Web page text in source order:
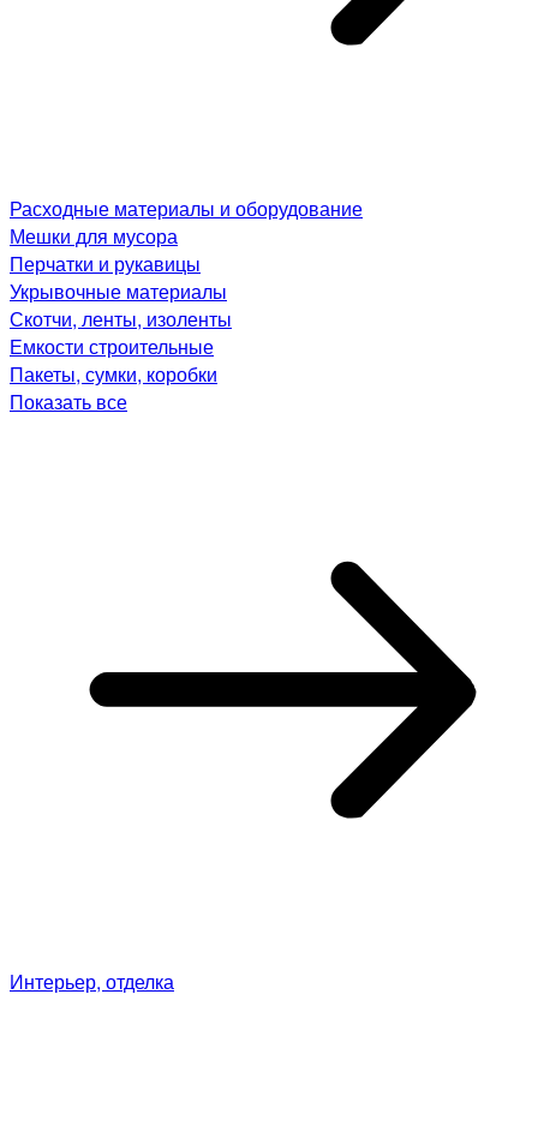
Расходные материалы и оборудование
Мешки для мусора
Перчатки и рукавицы
Укрывочные материалы
Скотчи, ленты, изоленты
Емкости строительные
Пакеты, сумки, коробки
Показать все
Интерьер, отделка